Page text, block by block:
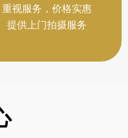
重视服务，价格实惠
提供上门拍摄服务